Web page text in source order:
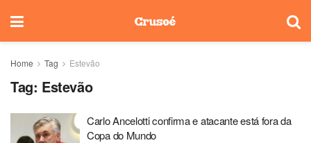
Home Tag Estevão
Tag: Estevão
Carlo Ancelotti confirma e atacante está fora da
Copa do Mundo